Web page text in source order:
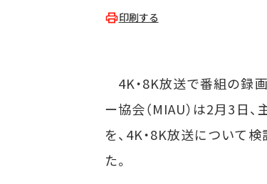
印刷する
4K・8K放送で番組の録
ー協会（MIAU）は2月3日
を、4K・8K放送について
た。